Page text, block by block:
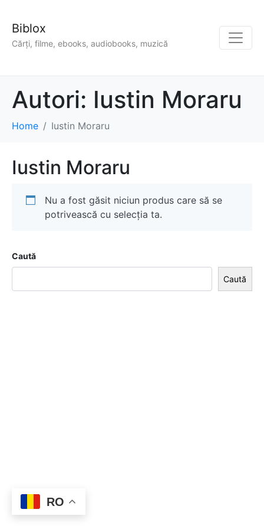
Biblox
Cărți, filme, ebooks, audiobooks, muzică
Autori: Iustin Moraru
Home Iustin Moraru
Iustin Moraru
Nu a fost găsit niciun produs care să se
potrivească cu selecția ta.
Caută
Caută
RO